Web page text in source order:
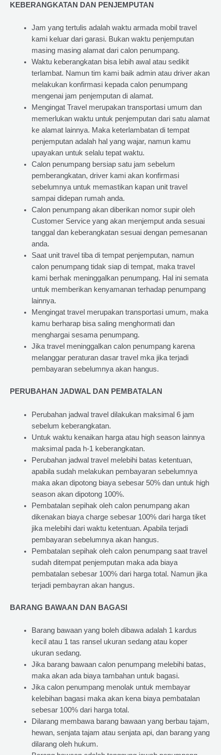
KEBERANGKATAN DAN PENJEMPUTAN
Jam yang tertulis adalah waktu armada mobil travel
kami keluar dari garasi. Bukan waktu penjemputan
masing masing alamat dari calon penumpang.
Waktu keberangkatan bisa lebih awal atau sedikit
terlambat. Namun tim kami baik admin atau driver akan
melakukan konfirmasi kepada calon penumpang
mengenai jam penjemputan di alamat.
Mengingat Travel merupakan transportasi umum dan
memerlukan waktu untuk penjemputan dari satu alamat
ke alamat lainnya. Maka keterlambatan di tempat
penjemputan adalah hal yang wajar, namun kamu
upayakan untuk selalu tepat waktu.
Calon penumpang bersiap satu jam sebelum
pemberangkatan, driver kami akan konfirmasi
sebelumnya untuk memastikan kapan unit travel
sampai didepan rumah anda.
Calon penumpang akan diberikan nomor supir oleh
Customer Service yang akan menjemput anda sesuai
tanggal dan keberangkatan sesuai dengan pemesanan
anda.
Saat unit travel tiba di tempat penjemputan, namun
calon penumpang tidak siap di tempat, maka travel
kami berhak meninggalkan penumpang. Hal ini semata
untuk memberikan kenyamanan terhadap penumpang
lainnya.
Mengingat travel merupakan transportasi umum, maka
kamu berharap bisa saling menghormati dan
menghargai sesama penumpang.
Jika travel meninggalkan calon penumpang karena
melanggar peraturan dasar travel mka jika terjadi
pembayaran sebelumnya akan hangus.
PERUBAHAN JADWAL DAN PEMBATALAN
Perubahan jadwal travel dilakukan maksimal 6 jam
sebelum keberangkatan.
Untuk waktu kenaikan harga atau high season lainnya
maksimal pada h-1 keberangkatan.
Perubahan jadwal travel melebihi batas ketentuan,
apabila sudah melakukan pembayaran sebelumnya
maka akan dipotong biaya sebesar 50% dan untuk high
season akan dipotong 100%.
Pembatalan sepihak oleh calon penumpang akan
dikenakan biaya charge sebesar 100% dari harga tiket
jika melebihi dari waktu ketentuan. Apabila terjadi
pembayaran sebelumnya akan hangus.
Pembatalan sepihak oleh calon penumpang saat travel
sudah ditempat penjemputan maka ada biaya
pembatalan sebesar 100% dari harga total. Namun jika
terjadi pembayran akan hangus.
BARANG BAWAAN DAN BAGASI
Barang bawaan yang boleh dibawa adalah 1 kardus
kecil atau 1 tas ransel ukuran sedang atau koper
ukuran sedang.
Jika barang bawaan calon penumpang melebihi batas,
maka akan ada biaya tambahan untuk bagasi.
Jika calon penumpang menolak untuk membayar
kelebihan bagasi maka akan kena biaya pembatalan
sebesar 100% dari harga total.
Dilarang membawa barang bawaan yang berbau tajam,
hewan, senjata tajam atau senjata api, dan barang yang
dilarang oleh hukum.